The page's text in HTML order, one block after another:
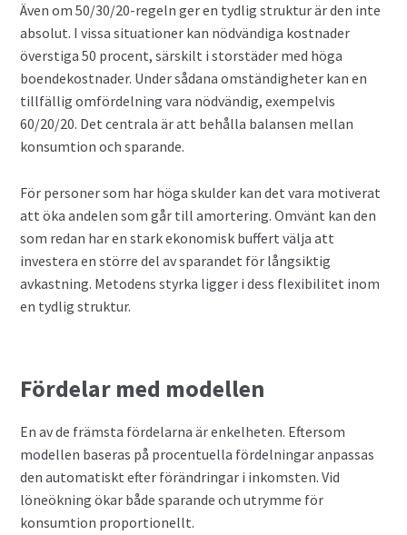
Även om 50/30/20-regeln ger en tydlig struktur är den inte
absolut. I vissa situationer kan nödvändiga kostnader
överstiga 50 procent, särskilt i storstäder med höga
boendekostnader. Under sådana omständigheter kan en
tillfällig omfördelning vara nödvändig, exempelvis
60/20/20. Det centrala är att behålla balansen mellan
konsumtion och sparande.
För personer som har höga skulder kan det vara motiverat
att öka andelen som går till amortering. Omvänt kan den
som redan har en stark ekonomisk buffert välja att
investera en större del av sparandet för långsiktig
avkastning. Metodens styrka ligger i dess flexibilitet inom
en tydlig struktur.
Fördelar med modellen
En av de främsta fördelarna är enkelheten. Eftersom
modellen baseras på procentuella fördelningar anpassas
den automatiskt efter förändringar i inkomsten. Vid
löneökning ökar både sparande och utrymme för
konsumtion proportionellt.